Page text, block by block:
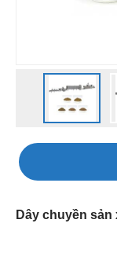
Dây chuyền